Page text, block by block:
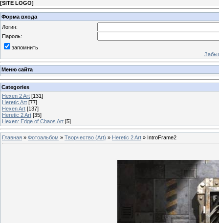
[SITE LOGO]
Форма входа
Логин:
Пароль:
запомнить
Меню сайта
Categories
Hexen 2 Art [131]
Heretic Art [77]
Hexen Art [137]
Heretic 2 Art [35]
Hexen: Edge of Chaos Art [5]
Главная » Фотоальбом » Творчество (Art) » Heretic 2 Art » IntroFrame2